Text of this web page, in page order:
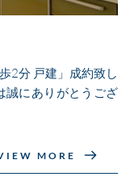
2分 戸建」成約致し
誠にありがとうござ
MORE